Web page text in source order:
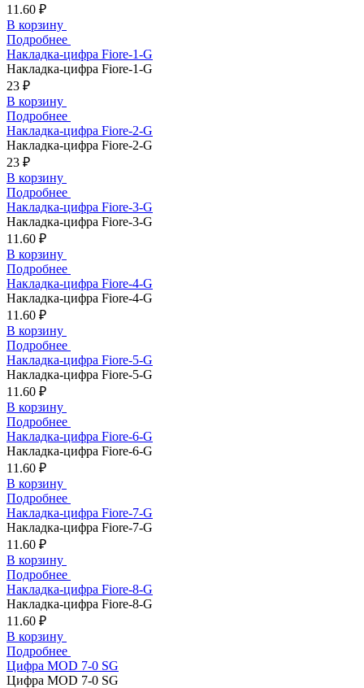
11.60 ₽
В корзину
Подробнее
Накладка-цифра Fiore-1-G
Накладка-цифра Fiore-1-G
23 ₽
В корзину
Подробнее
Накладка-цифра Fiore-2-G
Накладка-цифра Fiore-2-G
23 ₽
В корзину
Подробнее
Накладка-цифра Fiore-3-G
Накладка-цифра Fiore-3-G
11.60 ₽
В корзину
Подробнее
Накладка-цифра Fiore-4-G
Накладка-цифра Fiore-4-G
11.60 ₽
В корзину
Подробнее
Накладка-цифра Fiore-5-G
Накладка-цифра Fiore-5-G
11.60 ₽
В корзину
Подробнее
Накладка-цифра Fiore-6-G
Накладка-цифра Fiore-6-G
11.60 ₽
В корзину
Подробнее
Накладка-цифра Fiore-7-G
Накладка-цифра Fiore-7-G
11.60 ₽
В корзину
Подробнее
Накладка-цифра Fiore-8-G
Накладка-цифра Fiore-8-G
11.60 ₽
В корзину
Подробнее
Цифра MOD 7-0 SG
Цифра MOD 7-0 SG